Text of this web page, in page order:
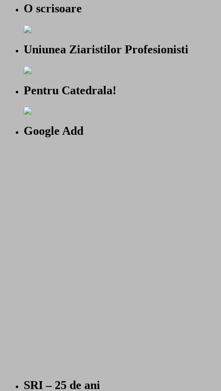
O scrisoare
Uniunea Ziaristilor Profesionisti
Pentru Catedrala!
Google Add
SRI – 25 de ani